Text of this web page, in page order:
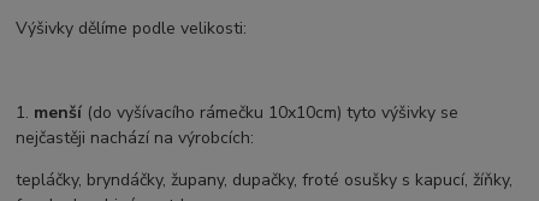
Výšivky dělíme podle velikosti:
1. menší (do vyšívacího rámečku 10x10cm) tyto výšivky se
nejčastěji nachází na výrobcích:
tepláčky, bryndáčky, župany, dupačky, froté osušky s kapucí, žíňky,